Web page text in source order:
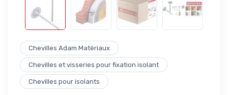
Chevilles Adam Matériaux
Chevilles et visseries pour fixation isolant
Chevilles pour isolants